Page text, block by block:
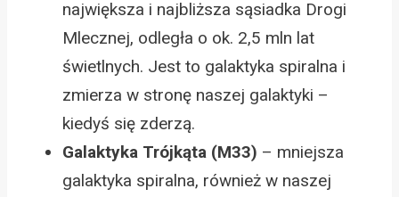
największa i najbliższa sąsiadka Drogi
Mlecznej, odległa o ok. 2,5 mln lat
świetlnych. Jest to galaktyka spiralna i
zmierza w stronę naszej galaktyki –
kiedyś się zderzą.
Galaktyka Trójkąta (M33) – mniejsza
galaktyka spiralna, również w naszej